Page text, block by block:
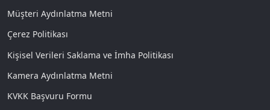
Müşteri Aydınlatma Metni
Çerez Politikası
Kişisel Verileri Saklama ve İmha Politikası
Kamera Aydınlatma Metni
KVKK Başvuru Formu